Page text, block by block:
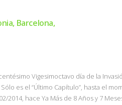
Barcelona,
Vigesimoctavo día de la
es el “Último Capítulo”, hasta el
2014, hace Ya Más de 8 Años y 7